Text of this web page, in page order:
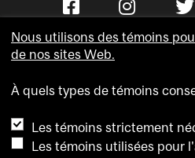
Nous utilisons des témoins
de nos sites Web.
À quels types de témoins
Les témoins strictement
Les témoins utilisées pour